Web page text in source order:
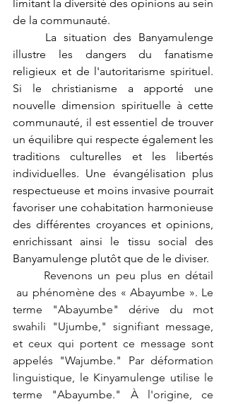
limitant la diversité des opinions au sein
de la communauté.
illustre les dangers du fanatisme
religieux et de l'autoritarisme spirituel.
Si le christianisme a apporté une
nouvelle dimension spirituelle à cette
communauté, il est essentiel de trouver
un équilibre qui respecte également les
traditions culturelles et les libertés
individuelles. Une évangélisation plus
respectueuse et moins invasive pourrait
favoriser une cohabitation harmonieuse
des différentes croyances et opinions,
enrichissant ainsi le tissu social des
Banyamulenge plutôt que de le diviser.
au phénomène des « Abayumbe ». Le
terme "Abayumbe" dérive du mot
swahili "Ujumbe," signifiant message,
et ceux qui portent ce message sont
appelés "Wajumbe." Par déformation
linguistique, le Kinyamulenge utilise le
terme "Abayumbe." À l'origine, ce